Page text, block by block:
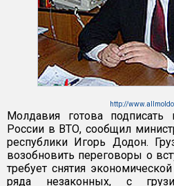
http://
Молдавия готова подписать
России в ВТО, сообщил
республики Игорь Додон.
возобновить переговоры о
требует снятия
ряда незаконных, с